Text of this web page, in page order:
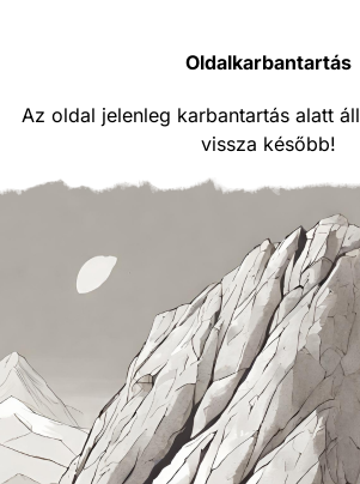
Oldalkarbantartás
Az oldal jelenleg karbantartás alatt
vissza később!